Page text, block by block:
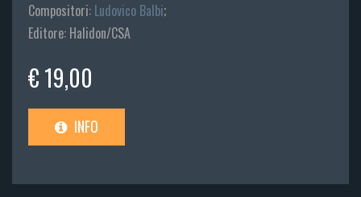
Compositori: Ludovico Balbi;
Editore: Halidon/CSA
€ 19,00
INFO